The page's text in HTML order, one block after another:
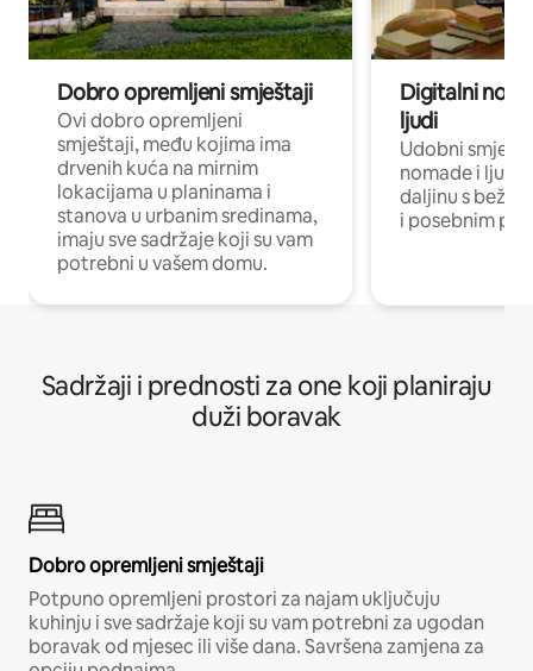
Dobro opremljeni smještaji
Ovi dobro opremljeni
smještaji, među kojima ima
drvenih kuća na mirnim
lokacijama u planinama i
stanova u urbanim sredinama,
imaju sve sadržaje koji su vam
potrebni u vašem domu.
Digitalni
ljudi
Udobni
nomade i ljude
daljinu s
i posebnim
Sadržaji i prednosti za one koji planiraju
duži boravak
Dobro opremljeni smještaji
Potpuno opremljeni prostori za najam uključuju
kuhinju i sve sadržaje koji su vam potrebni za ugodan
boravak od mjesec ili više dana. Savršena zamjena za